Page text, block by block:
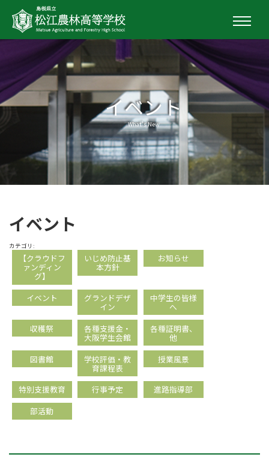
イベント
What's New
イベント
カテゴリ:
【クラウドフ
ァンディン
グ】
いじめ防止基
本方針
お知らせ
イベント グランドデザ
イン
中学生の皆様
へ
収穫祭
各種支援金・
大阪学生会館
各種証明書、
他
図書館
学校評価・教
育課程表
授業風景
特別支援教育 行事予定
進路指導部
部活動